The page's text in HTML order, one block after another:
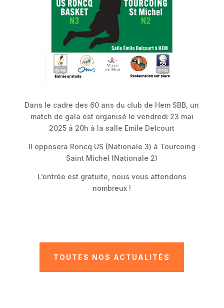
Dans le cadre des 60 ans du club de Hem SBB, un
match de gala est organisé le vendredi 23 mai
2025 à 20h à la salle Emile Delcourt
Il opposera Roncq US (Nationale 3) à Tourcoing
Saint Michel (Nationale 2)
L’entrée est gratuite, nous vous attendons
nombreux !
TOUTES NOS ACTUALITÉS